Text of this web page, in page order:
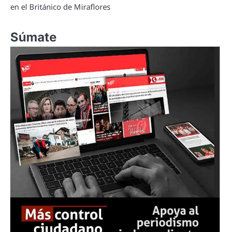
en el Británico de Miraflores
Súmate